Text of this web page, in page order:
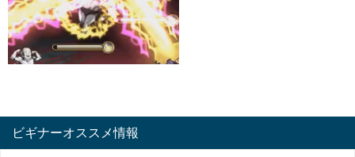
ビギナーオススメ情報